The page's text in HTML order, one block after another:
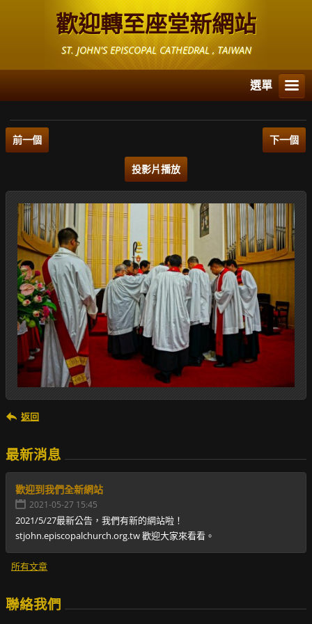
歡迎轉至座堂新網站
ST. JOHN'S EPISCOPAL CATHEDRAL , TAIWAN
選單
前一個 下一個
投影片播放
返回
最新消息
歡迎到我們全新網站
2021-05-27 15:45
2021/5/27最新公告，我們有新的網站啦！
stjohn.episcopalchurch.org.tw 歡迎大家來看看。
所有文章
聯絡我們